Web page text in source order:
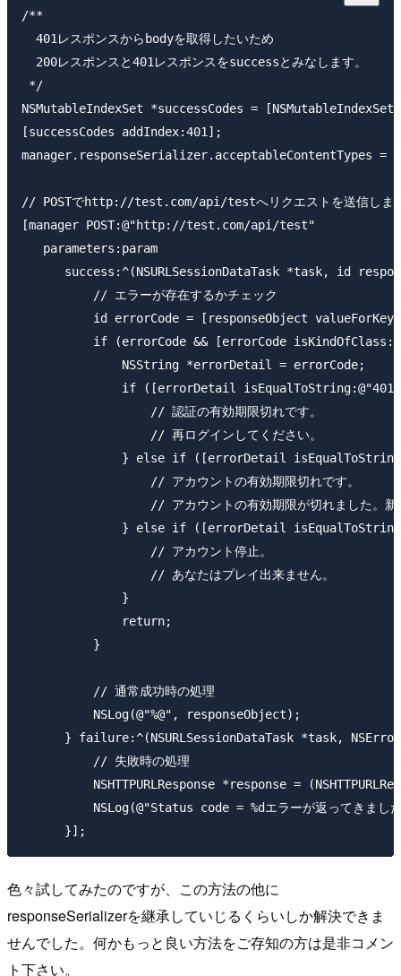
/**
  401レスポンスからbodyを取得したいため
  200レスポンスと401レスポンスをsuccessとみなします。
*/
NSMutableIndexSet *successCodes =
[successCodes addIndex:401];
manager.responseSerializer.acceptableContentTypes =
// POSTでhttp://test.com/api/testへリクエストを送信しま
[manager POST:@"http://test.com/api/test"
   parameters:param
success:^(NSURLSessionDataTask *task, id
          // エラーが存在するかチェック
id errorCode = [responseObject
if (errorCode && [errorCode
              NSString *errorDetail = errorCode;
if ([errorDetail
                  // 認証の有効期限切れです。
                  // 再ログインしてください。
} else if ([errorDetail
                  // アカウントの有効期限切れです。
// アカウントの有効期限が切れました。新
} else if ([errorDetail
                  // アカウント停止。
                  // あなたはプレイ出来ません。
              }
              return;
          }
          // 通常成功時の処理
          NSLog(@"%@", responseObject);
} failure:^(NSURLSessionDataTask *task,
          // 失敗時の処理
NSHTTPURLResponse *response =
NSLog(@"Status code = %dエラーが返ってきまし
色々試してみたのですが、この方法の他に
responseSerializerを継承していじるくらいしか解決できま
せんでした。何かもっと良い方法をご存知の方は是非コメン
ト下さい。